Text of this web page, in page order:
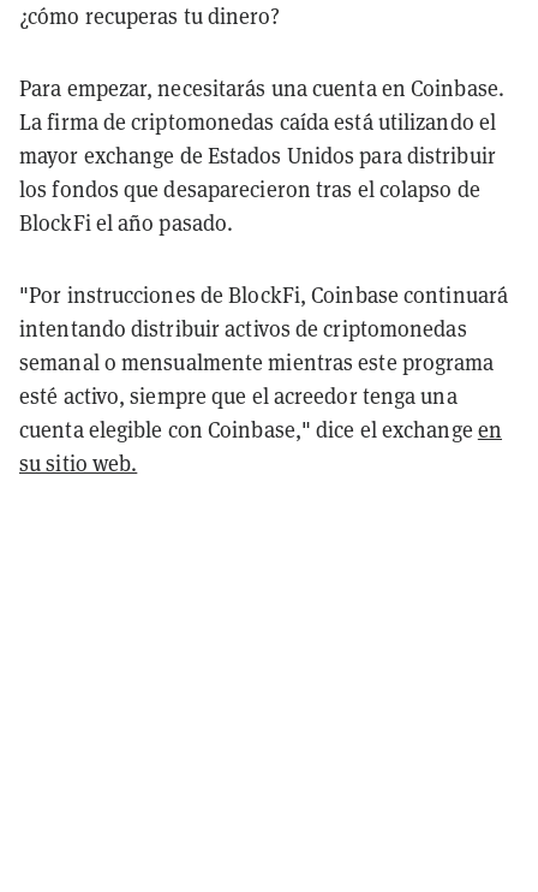
¿cómo recuperas tu dinero?
Para empezar, necesitarás una cuenta en Coinbase.
La firma de criptomonedas caída está utilizando el
mayor exchange de Estados Unidos para distribuir
los fondos que desaparecieron tras el colapso de
BlockFi el año pasado.
"Por instrucciones de BlockFi, Coinbase continuará
intentando distribuir activos de criptomonedas
semanal o mensualmente mientras este programa
esté activo, siempre que el acreedor tenga una
cuenta elegible con Coinbase," dice el exchange en
su sitio web.